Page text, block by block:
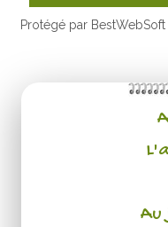
Protégé par BestWebSoft
Au